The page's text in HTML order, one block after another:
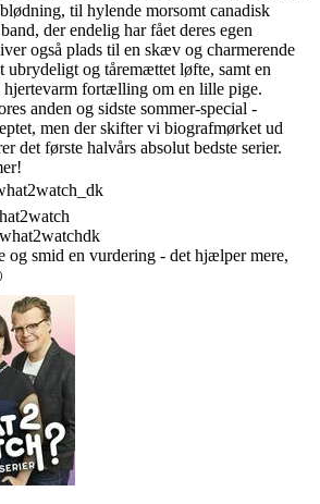
til hylende morsomt canadisk
der endelig har fået deres egen
også plads til en skæv og charmerende
ubrydeligt og tåremættet løfte, samt en
hjertevarm fortælling om en lille pige.
anden og sidste sommer-special -
men der skifter vi biografmørket ud
det første halvårs absolut bedste serier.
og smid en vurdering - det hjælper mere,